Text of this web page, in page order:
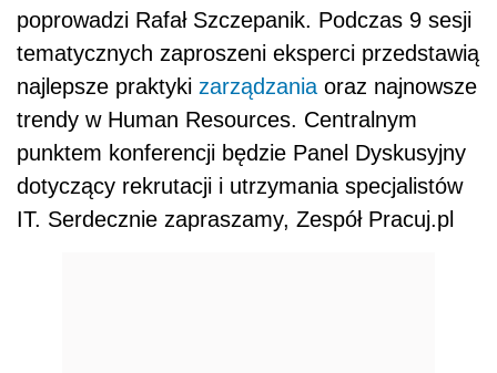
poprowadzi Rafał Szczepanik. Podczas 9 sesji
tematycznych zaproszeni eksperci przedstawią
najlepsze praktyki zarządzania oraz najnowsze
trendy w Human Resources. Centralnym
punktem konferencji będzie Panel Dyskusyjny
dotyczący rekrutacji i utrzymania specjalistów
IT. Serdecznie zapraszamy, Zespół Pracuj.pl